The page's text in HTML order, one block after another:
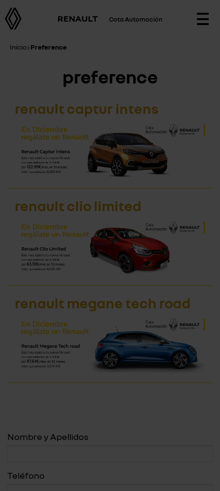
RENAULT Cota Automoción
Inicio›Preference
preference
renault captur intens
renault clio limited
renault megane tech road
Nombre y Apellidos
Teléfono